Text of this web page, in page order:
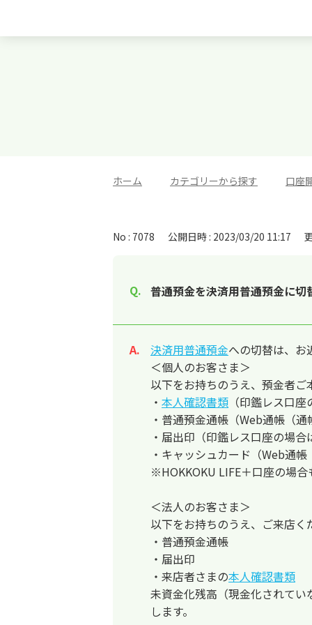
ホーム カテゴリーから探す 口座
No : 7078 公開日時 : 2023/03/20 11:17
普通預金を決済用普通預金に切
回答
決済用普通預金への切替は、お
＜個人のお客さま＞
以下をお持ちのうえ、預金者
・ 本人確認書類 （印鑑レス口
・普通預金通帳（Web通帳（
・届出印（印鑑レス口座の場合
・キャッシュカード（Web通
※HOKKOKU LIFE＋口座の場
＜法人のお客さま＞
以下をお持ちのうえ、ご来店く
・普通預金通帳
・届出印
・来店者さまの本人確認書類
未資金化残高（現金化されて
します。